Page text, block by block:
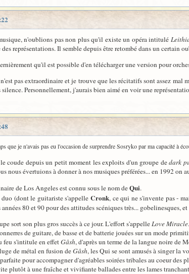
n'oublions pas non plus qu'il existe un opéra intitulé
représentations. Il semble depuis être retombé dans un certain
qu'il est possible d'en télécharger une version pour
pas extraordinaire et je trouve que les récitatifs sont assez
silence. Personnellement, j'aurais bien aimé en voir une
que je n'avais pas eu l'occasion de surprendre Sosryko par ma capacité à
le coude depuis un petit moment les exploits d'un groupe dedark
nous évertuions à donner à nos musiques préférées... en 1992 on
de Los Angeles est connu sous le nom deQui.
(dont le guitariste s'appelle Cronk, ce qui ne s'invente pas -
années 80 et 90 pour des attitudes scéniques très... gobelinesques,
sort son plus gros succès à ce jour. L'effort s'appelleLove Miracle.
de guitare, de basse et de batterie jouées sur un mode
feu s'intitule en effetGâsh, d'après un terme de la langue noire de
de métal en fusion deGâsh, les Qui se sont amusés à singer la
pour accompagner d'agréables soirées tribales au coeur
plutôt à une fraîche et vivifiante ballades entre les lames